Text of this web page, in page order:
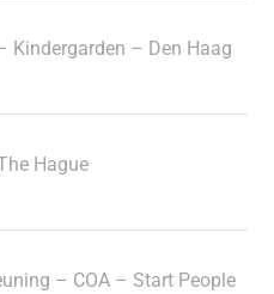
Kindergarden – Den Haag
Hague
– COA – Start People